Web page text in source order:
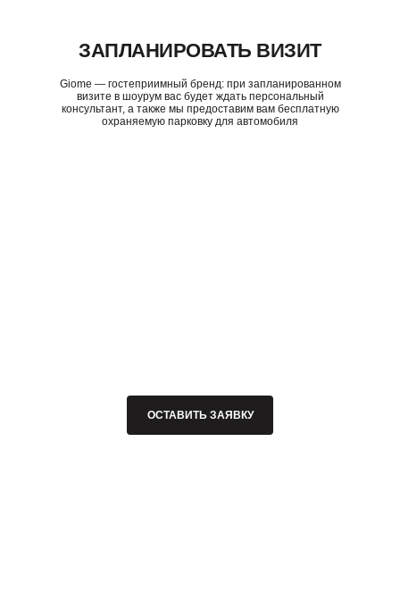
ЗАПЛАНИРОВАТЬ ВИЗИТ
Giome — гостеприимный бренд: при запланированном
визите в шоурум вас будет ждать персональный
консультант, а также мы предоставим вам бесплатную
охраняемую парковку для автомобиля
ОСТАВИТЬ ЗАЯВКУ